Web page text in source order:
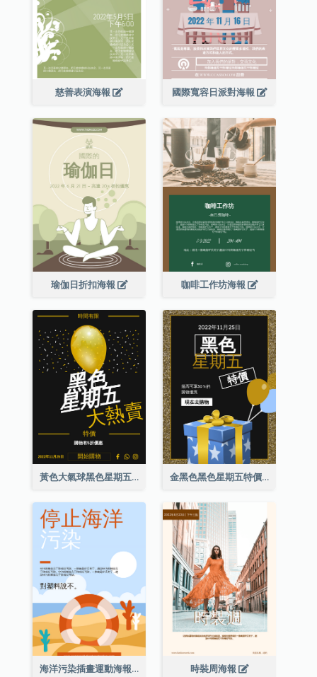
慈善表演海報 國際寬容日派對海報
瑜伽日折扣海報 咖啡工作坊海報
黃色大氣球黑色星期五特價海報 金黑色黑色星期五特價海報
海洋污染插畫運動海報 時裝周海報